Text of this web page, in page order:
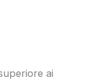
ai